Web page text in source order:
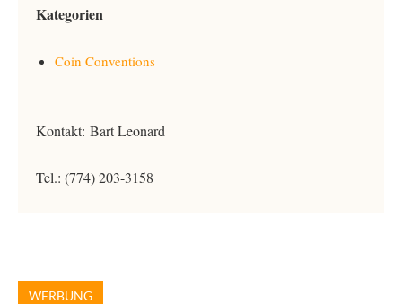
Kategorien
Coin Conventions
Kontakt: Bart Leonard
Tel.: (774) 203-3158
WERBUNG